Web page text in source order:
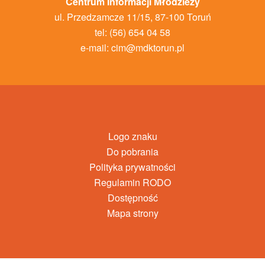
ul. Przedzamcze 11/15, 87-100 Toruń
tel: (56) 654 04 58
e-mail: cim@mdktorun.pl
Logo znaku
Do pobrania
Polityka prywatności
Regulamin RODO
Dostępność
Mapa strony